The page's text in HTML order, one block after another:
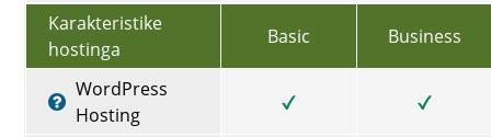
Karakteristike
hostinga
Basic Business
WordPress
Hosting